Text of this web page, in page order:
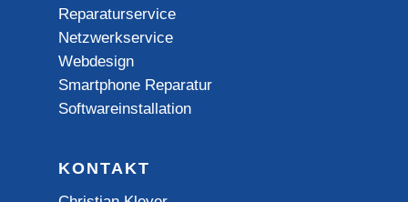
Reparaturservice
Netzwerkservice
Webdesign
Smartphone Reparatur
Softwareinstallation
KONTAKT